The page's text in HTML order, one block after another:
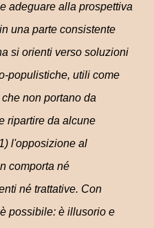
adeguare alla prospettiva
una parte consistente
si orienti verso soluzioni
populistiche, utili come
non portano da
ripartire da alcune
l'opposizione al
comporta né
né trattative. Con
possibile: è illusorio e